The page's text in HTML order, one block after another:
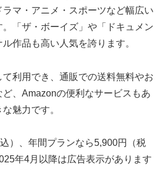
マ・アニメ・スポーツなど幅広い
「ザ・ボーイズ」や「ドキュメン
作品も高い人気を誇ります。
利用でき、通販での送料無料やお
、Amazonの便利なサービスもあ
魅力です。
）、年間プランなら5,900円（税
年4月以降は広告表示があります